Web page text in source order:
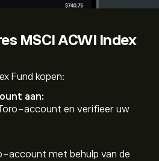
MSCI ACWI Index
Fund kopen:
aan:
account en verifieer uw
account met behulp van de